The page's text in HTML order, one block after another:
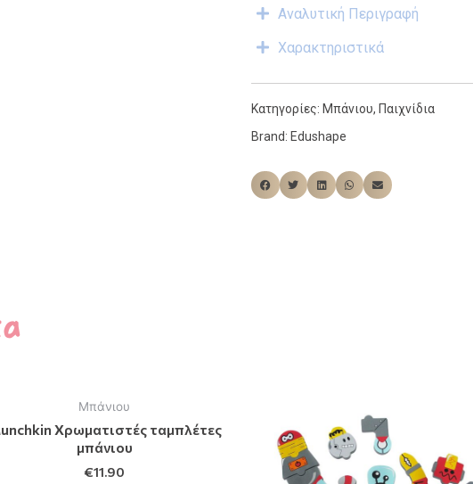
Αναλυτική Περιγραφή
Χαρακτηριστικά
Κατηγορίες: Μπάνιου, Παιχνίδια
Brand: Edushape
Μπάνιου
Χρωματιστές ταμπλέτες
μπάνιου
€11.90